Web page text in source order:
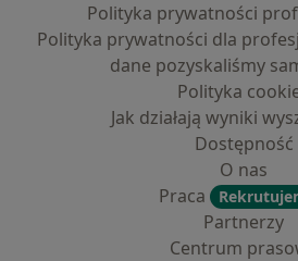
Polityka prywatności
Polityka prywatności dla
dane pozyskaliśmy
Polityka
Jak działają wyniki
Dostępność
O nas
Praca
Partnerzy
Centrum